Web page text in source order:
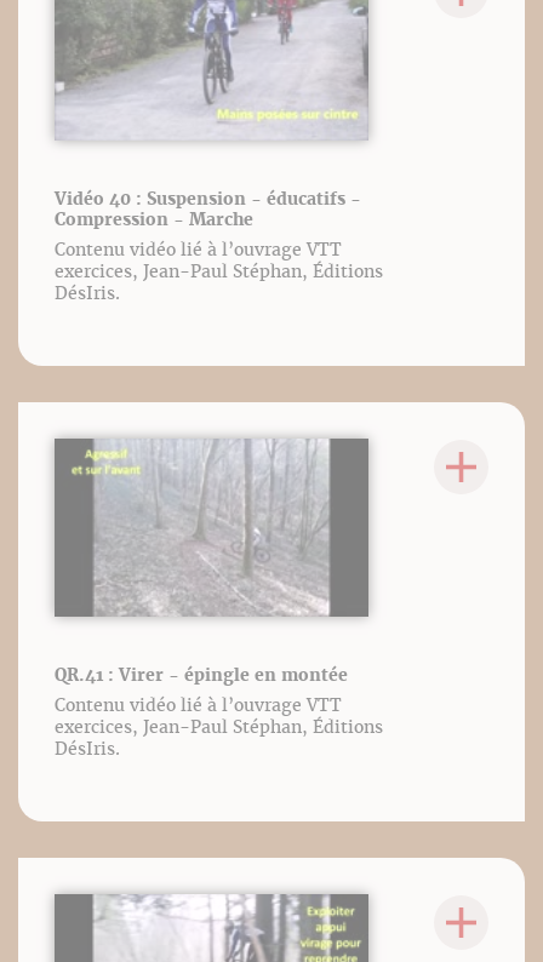
Vidéo 40 : Suspension - éducatifs -
Compression - Marche
Contenu vidéo lié à l’ouvrage VTT
exercices, Jean-Paul Stéphan, Éditions
DésIris.
QR.41 : Virer - épingle en montée
Contenu vidéo lié à l’ouvrage VTT
exercices, Jean-Paul Stéphan, Éditions
DésIris.